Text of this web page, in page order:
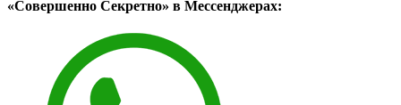
«Совершенно Секретно» в Мессенджерах: